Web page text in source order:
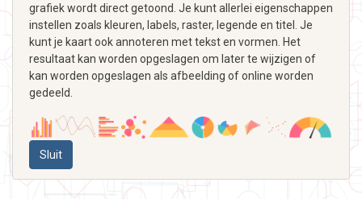
grafiek wordt direct getoond. Je kunt allerlei eigenschappen
instellen zoals kleuren, labels, raster, legende en titel. Je
kunt je kaart ook annoteren met tekst en vormen. Het
resultaat kan worden opgeslagen om later te wijzigen of
kan worden opgeslagen als afbeelding of online worden
gedeeld.
Sluit